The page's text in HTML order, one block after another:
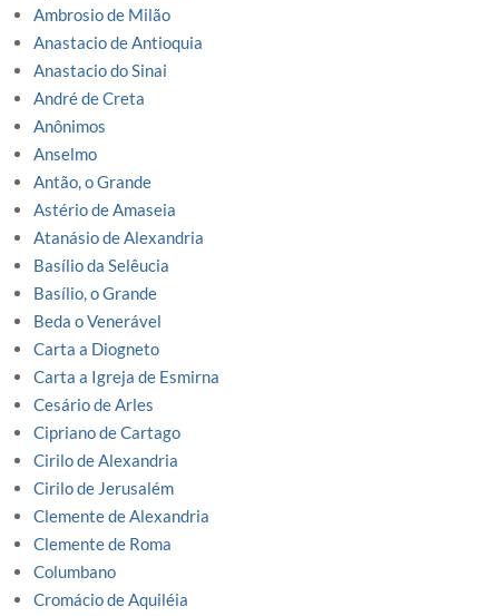
Ambrosio de Milão
Anastacio de Antioquia
Anastacio do Sinai
André de Creta
Anônimos
Anselmo
Antão, o Grande
Astério de Amaseia
Atanásio de Alexandria
Basílio da Selêucia
Basílio, o Grande
Beda o Venerável
Carta a Diogneto
Carta a Igreja de Esmirna
Cesário de Arles
Cipriano de Cartago
Cirilo de Alexandria
Cirilo de Jerusalém
Clemente de Alexandria
Clemente de Roma
Columbano
Cromácio de Aquiléia